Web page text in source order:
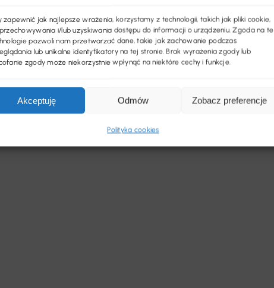
zapewnić jak najlepsze wrażenia, korzystamy z technologii, takich jak pliki cookie,
i/lub uzyskiwania dostępu do informacji o urządzeniu. Zgoda na te
pozwoli nam przetwarzać dane, takie jak zachowanie podczas
lub unikalne identyfikatory na tej stronie. Brak wyrażenia zgody lub
zgody może niekorzystnie wpłynąć na niektóre cechy i funkcje.
Akceptuję Odmów Zobacz preferencje
Polityka cookies